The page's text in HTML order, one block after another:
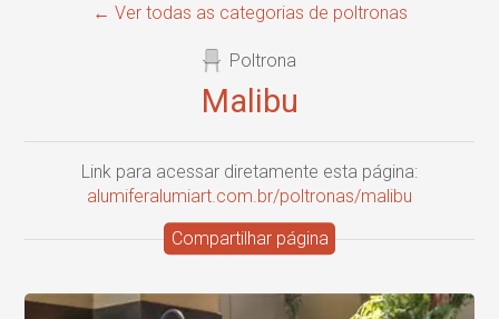
← Ver todas as categorias de poltronas
Poltrona
Malibu
Link para acessar diretamente esta página:
alumiferalumiart.com.br/poltronas/malibu
Compartilhar página